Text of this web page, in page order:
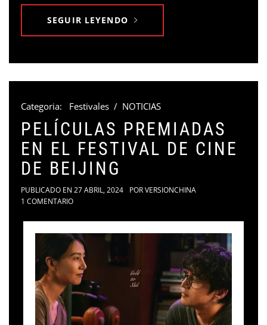
SEGUIR LEYENDO
Categoria: Festivales / NOTICIAS
PELÍCULAS PREMIADAS
EN EL FESTIVAL DE CINE
DE BEIJING
PUBLICADO EN 27 ABRIL, 2024 PORVERSIONCHINA
1 COMENTARIO